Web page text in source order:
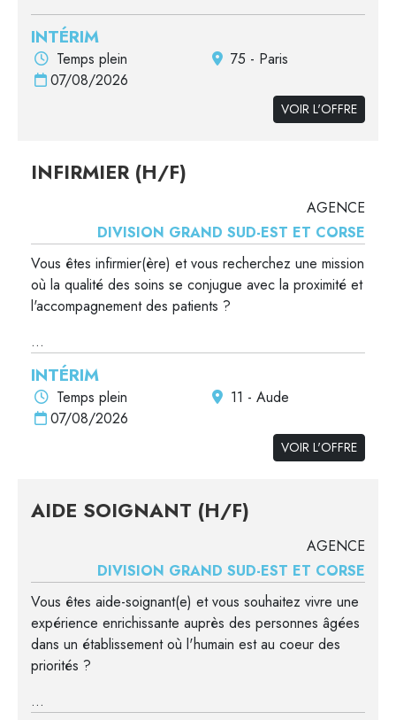
INTÉRIM
Temps plein
75 - Paris
07/08/2026
VOIR L'OFFRE
INFIRMIER (H/F)
AGENCE
DIVISION GRAND SUD-EST ET CORSE
Vous êtes infirmier(ère) et vous recherchez une mission
où la qualité des soins se conjugue avec la proximité et
l'accompagnement des patients ?
...
INTÉRIM
Temps plein
11 - Aude
07/08/2026
VOIR L'OFFRE
AIDE SOIGNANT (H/F)
AGENCE
DIVISION GRAND SUD-EST ET CORSE
Vous êtes aide-soignant(e) et vous souhaitez vivre une
expérience enrichissante auprès des personnes âgées
dans un établissement où l'humain est au coeur des
priorités ?
...